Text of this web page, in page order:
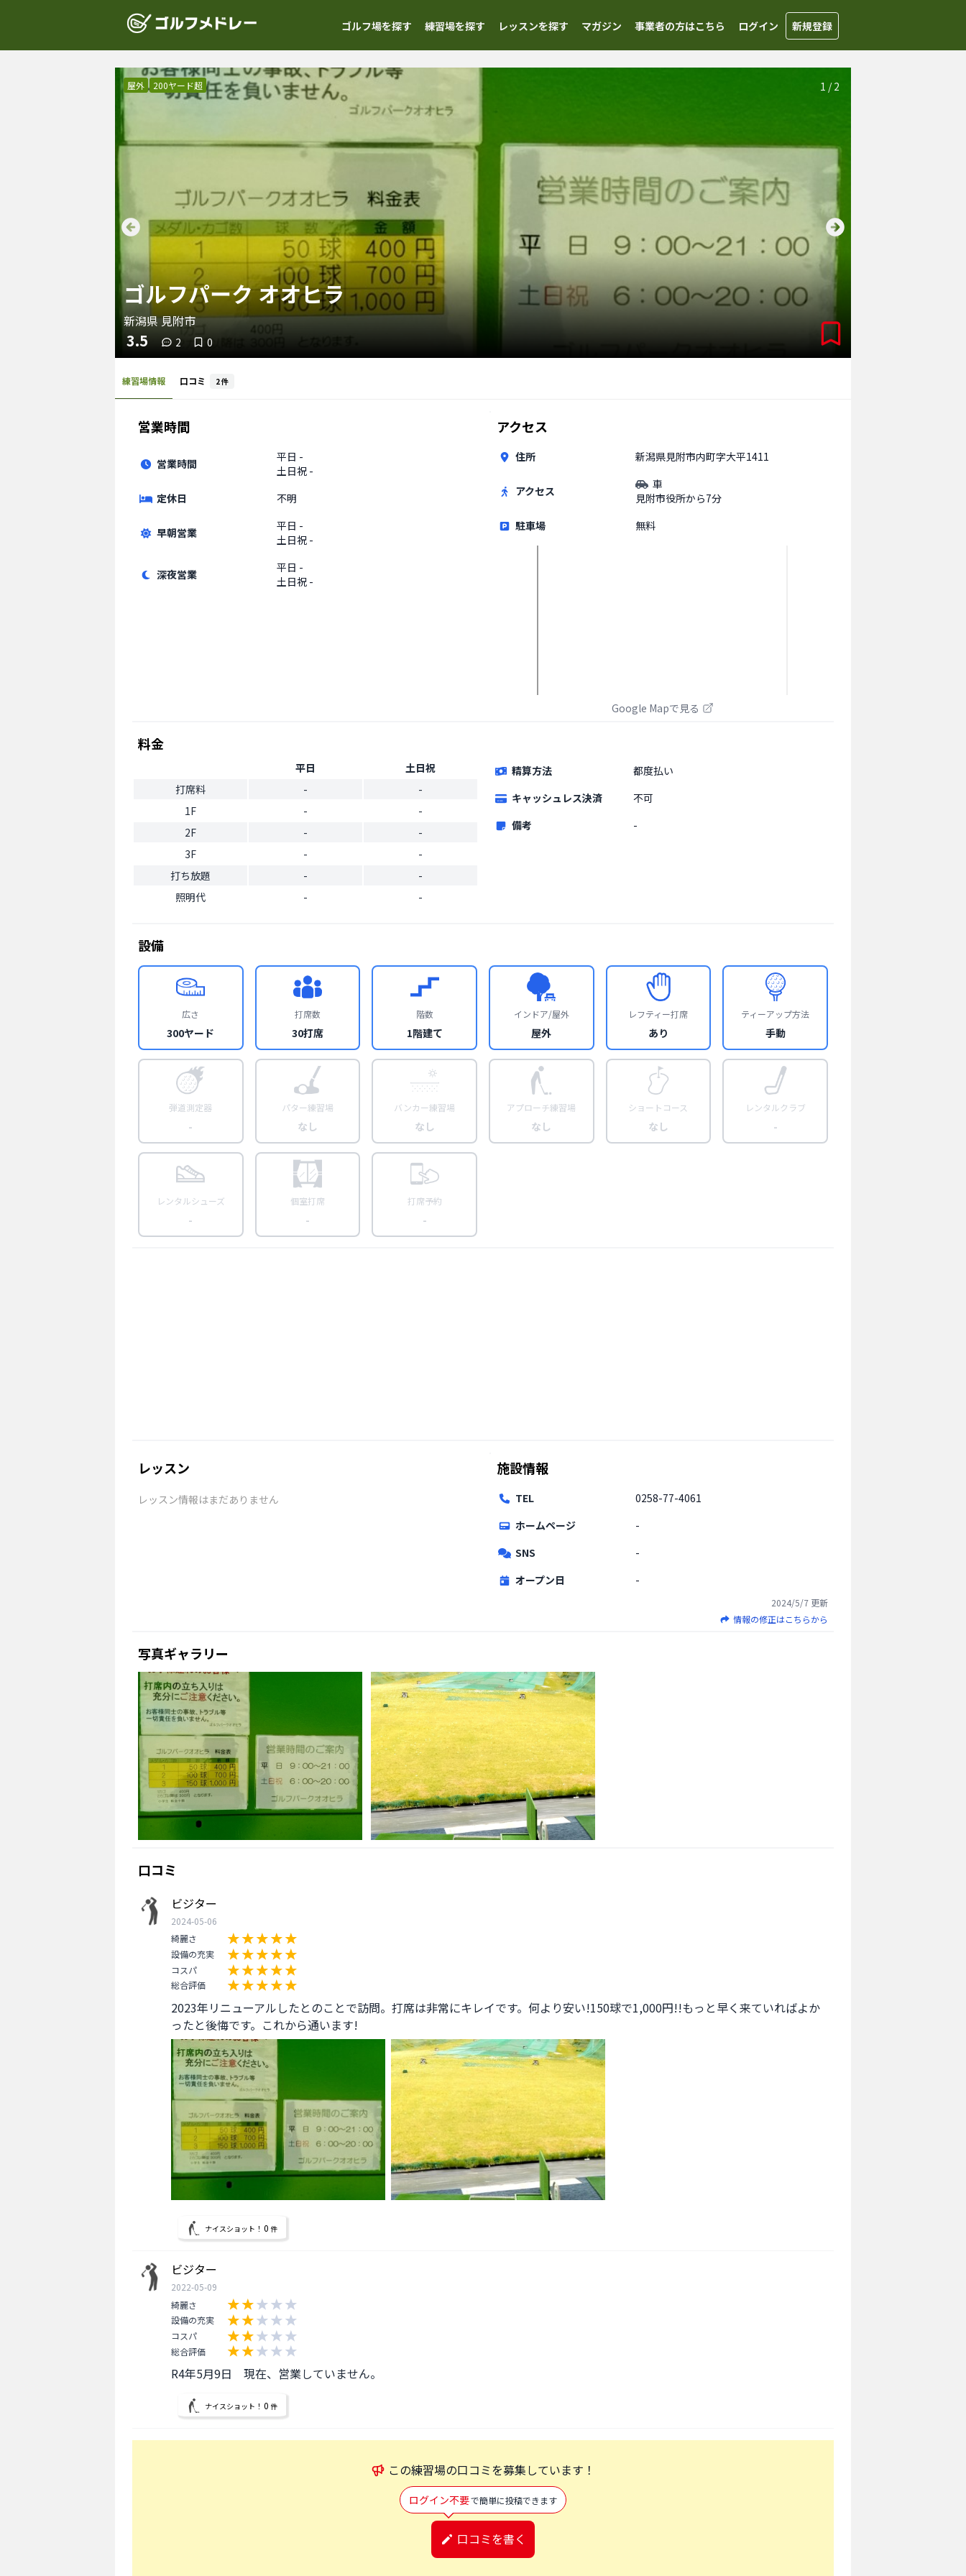
ゴルフ場を探す 練習場を探す レッスンを探す マガジン 事業者の方はこちら ログイン 新規登録
1 /2
屋外 200ヤード超
ゴルフパーク オオヒラ
新潟県見附市
3.5 2 0
練習場情報 口コミ 2件
営業時間
営業時間 平日 -
土日祝 -
定休日
不明
早朝営業 平日 -
土日祝 -
深夜営業 平日 -
土日祝 -
アクセス
住所 新潟県見附市内町字大平1411
アクセス
車
見附市役所から7分
駐車場
無料
Google Mapで見る
料金
平日
土日祝
打席料
-
-
1F
-
-
2F
-
-
3F
-
-
打ち放題
-
-
照明代
- -
精算方法
都度払い
キャッシュレス決済
不可
備考
-
設備
広さ
300ヤード
打席数
30打席
階数
1階建て
インドア/屋外
屋外
レフティー打席
あり
ティーアップ方法
手動
弾道測定器
-
パター練習場
なし
バンカー練習場
なし
アプローチ練習場
なし
ショートコース
なし
レンタルクラブ
-
レンタルシューズ
-
個室打席
-
打席予約
-
レッスン
レッスン情報はまだありません
施設情報
TEL
0258-77-4061
ホームページ
-
SNS
-
オープン日
-
2024/5/7 更新
情報の修正はこちらから
写真ギャラリー
口コミ
ビジター
2024-05-06
綺麗さ
設備の充実
コスパ
総合評価
2023年リニューアルしたとのことで訪問。打席は非常にキレイです。何より安い!150球で1,000円!!もっと早く来ていればよか
ったと後悔です。これから通います!
ナイスショット！ 0 件
ビジター
2022-05-09
綺麗さ
設備の充実
コスパ
総合評価
R4年5月9日　現在、営業していません。
ナイスショット！ 0 件
この練習場の口コミを募集しています！
ログイン不要で簡単に投稿できます
口コミを書く